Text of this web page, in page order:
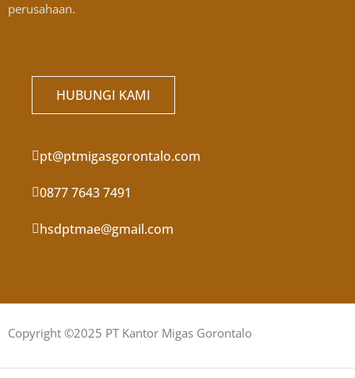
perusahaan.
HUBUNGI KAMI
pt@ptmigasgorontalo.com
0877 7643 7491
hsdptmae@gmail.com
Copyright ©2025 PT Kantor Migas Gorontalo